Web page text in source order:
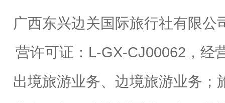
广西东兴边关国际旅行社有限
营许可证：L-GX-CJ00062，经
出境旅游业务、边境旅游业务